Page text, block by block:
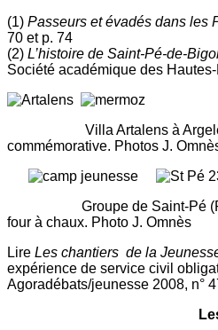
(1) Passeurs et évadés dans les
70 et p. 74
(2) L’histoire de Saint-Pé-de-
Société académique des
Villa Artalens à Argelès-
commémorative. Photos J.
Groupe de Saint-Pé
four à chaux. Photo J. Omnès
Lire Les chantiers de la
expérience de service civil
Agoradébats/jeunesse 2008, n°